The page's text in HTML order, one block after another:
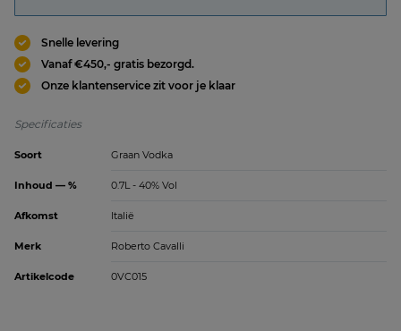
Snelle levering
Vanaf €450,- gratis bezorgd.
Onze klantenservice zit voor je klaar
Specificaties
Soort Graan Vodka
Inhoud — % 0.7L - 40% Vol
Afkomst Italië
Merk Roberto Cavalli
Artikelcode 0VC015